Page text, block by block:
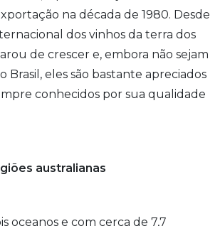
na década de 1980. Desde
dos vinhos da terra dos
de crescer e, embora não sejam
Brasil, eles são bastante apreciados
conhecidos por sua qualidade
australianas
oceanos e com cerca de 7,7